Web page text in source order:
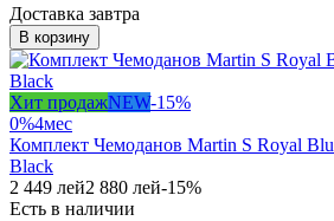
Доставка завтра
В корзину
Хит продажNEW-15%
0%4мес
Комплект Чемоданов Martin S Royal
Black
2 449 лей2 880 лей-15%
Есть в наличии